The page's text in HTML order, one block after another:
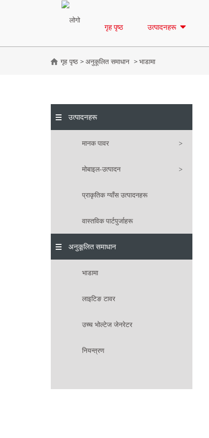
गृह पृष्ठ उत्पादनहरू
गृह पृष्ठ अनुकूलित समाधान भाडामा
उत्पादनहरू
मानक पावर
मोबाइल-उत्पादन
प्राकृतिक ग्याँस उत्पादनहरू
वास्तविक पार्टपुर्जाहरू
अनुकूलित समाधान
भाडामा
लाइटिङ टावर
उच्च भोल्टेज जेनरेटर
नियन्त्रण